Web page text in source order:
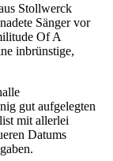
Stollwerck
Sänger vor
Of A
inbrünstige,
gut aufgelegten
mit allerlei
Datums